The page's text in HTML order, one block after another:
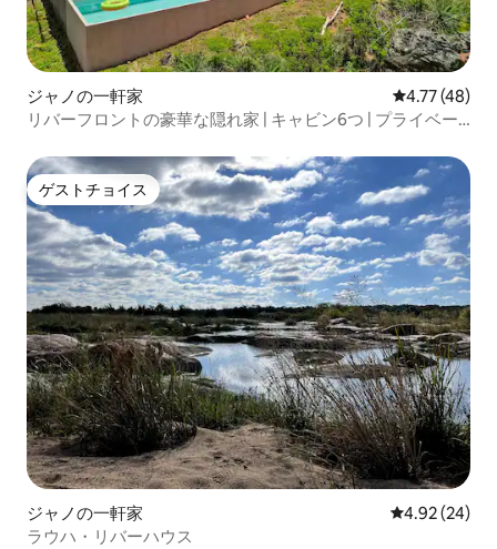
ジャノの一軒家 レビュー48
4.77 (48)
リバーフロントの豪華な隠れ家 | キャビン6つ | プライベー
ゲストチョイス
ゲストチョイス
ジャノの一軒家 レビュー24
4.92 (24)
ラウハ・リバーハウス